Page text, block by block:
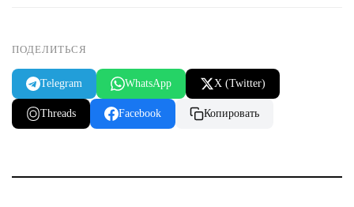
ПОДЕЛИТЬСЯ
Telegram WhatsApp X (Twitter)
Threads Facebook Копировать